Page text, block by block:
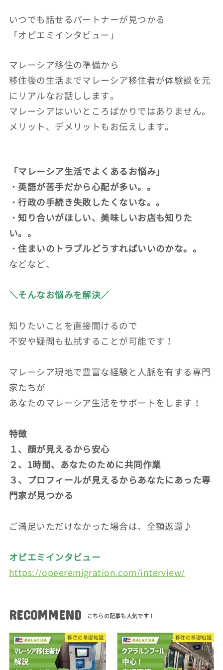
いつでも話せるパートナーが見つかる
「オピエミインタビュー」
マレーシア移住の準備から
移住後の生活までマレーシア移住者が体験談を元
にリアルなお話しします。
マレーシアはいいところばかりではありません。
メリット、デメリットもお伝えします。
「マレーシア生活でよくあるお悩み」
・英語が苦手だから心配が多い。。
・行政の手続き失敗したくないな。。
・知り合いがほしい、美味しいお店も知りた
い。。
・住まいのトラブルどうすればいいのかな。。
などなど、
＼そんなお悩みを解決／
知りたいことを直接聞けるので
不安や疑問も払拭することが可能です！
マレーシア現地で豊富な経験と人脈を有する専門
家たちが
あなたのマレーシア生活をサポートをします！
特徴
１、顔が見えるから安心
２、1時間、あなたのために共同作業
３、プロフィールが見えるからあなたにあった専
門家が見つかる
ご満足いただけなかった場合は、全額返還♪
オピエミインタビュー
https://opeeremigration.com/interview/
RECOMMEND
移住の基礎知識 移住の基礎知識